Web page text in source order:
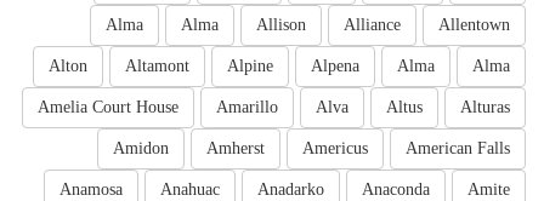
Allentown
Alliance
Allison
Alma
Alma
Alma
Alma
Alpena
Alpine
Altamont
Alton
Alturas
Altus
Alva
Amarillo
Amelia Court House
American Falls
Americus
Amherst
Amidon
Amite
Anaconda
Anadarko
Anahuac
Anamosa